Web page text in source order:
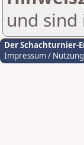
und
Der Schachturnier-
Impressum /